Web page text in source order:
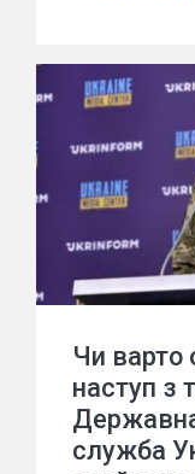
Чи варто
наступ з
служба